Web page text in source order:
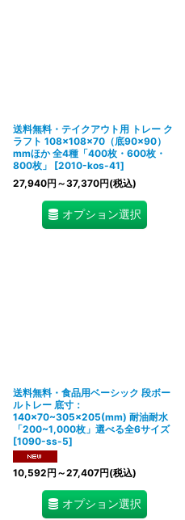
送料無料・テイクアウト用 トレー ク
ラフト 108×108×70（底90×90）
mmほか 全4種「400枚・600枚・
800枚」
[2010-kos-41]
27,940円 ～37,370円(税込)
オプション選択
送料無料・食品用ベーシック 段ボー
ルトレー 底寸：
140×70~305×205(mm) 耐油耐水
「200~1,000枚」選べる全6サイズ
[1090-ss-5]
10,592円 ～27,407円(税込)
オプション選択